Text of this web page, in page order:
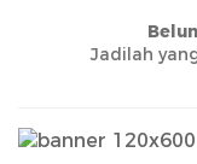
Jadilah